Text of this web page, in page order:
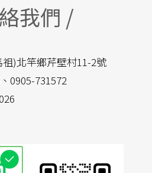
我們 /
)北竿鄉芹壁村11-2號
0905-731572